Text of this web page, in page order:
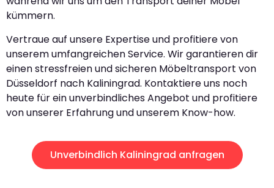
kümmern.
Vertraue auf unsere Expertise und profitiere von
unserem umfangreichen Service. Wir garantieren dir
einen stressfreien und sicheren Möbeltransport von
Düsseldorf nach Kaliningrad. Kontaktiere uns noch
heute für ein unverbindliches Angebot und profitiere
von unserer Erfahrung und unserem Know-how.
Unverbindlich Kaliningrad anfragen